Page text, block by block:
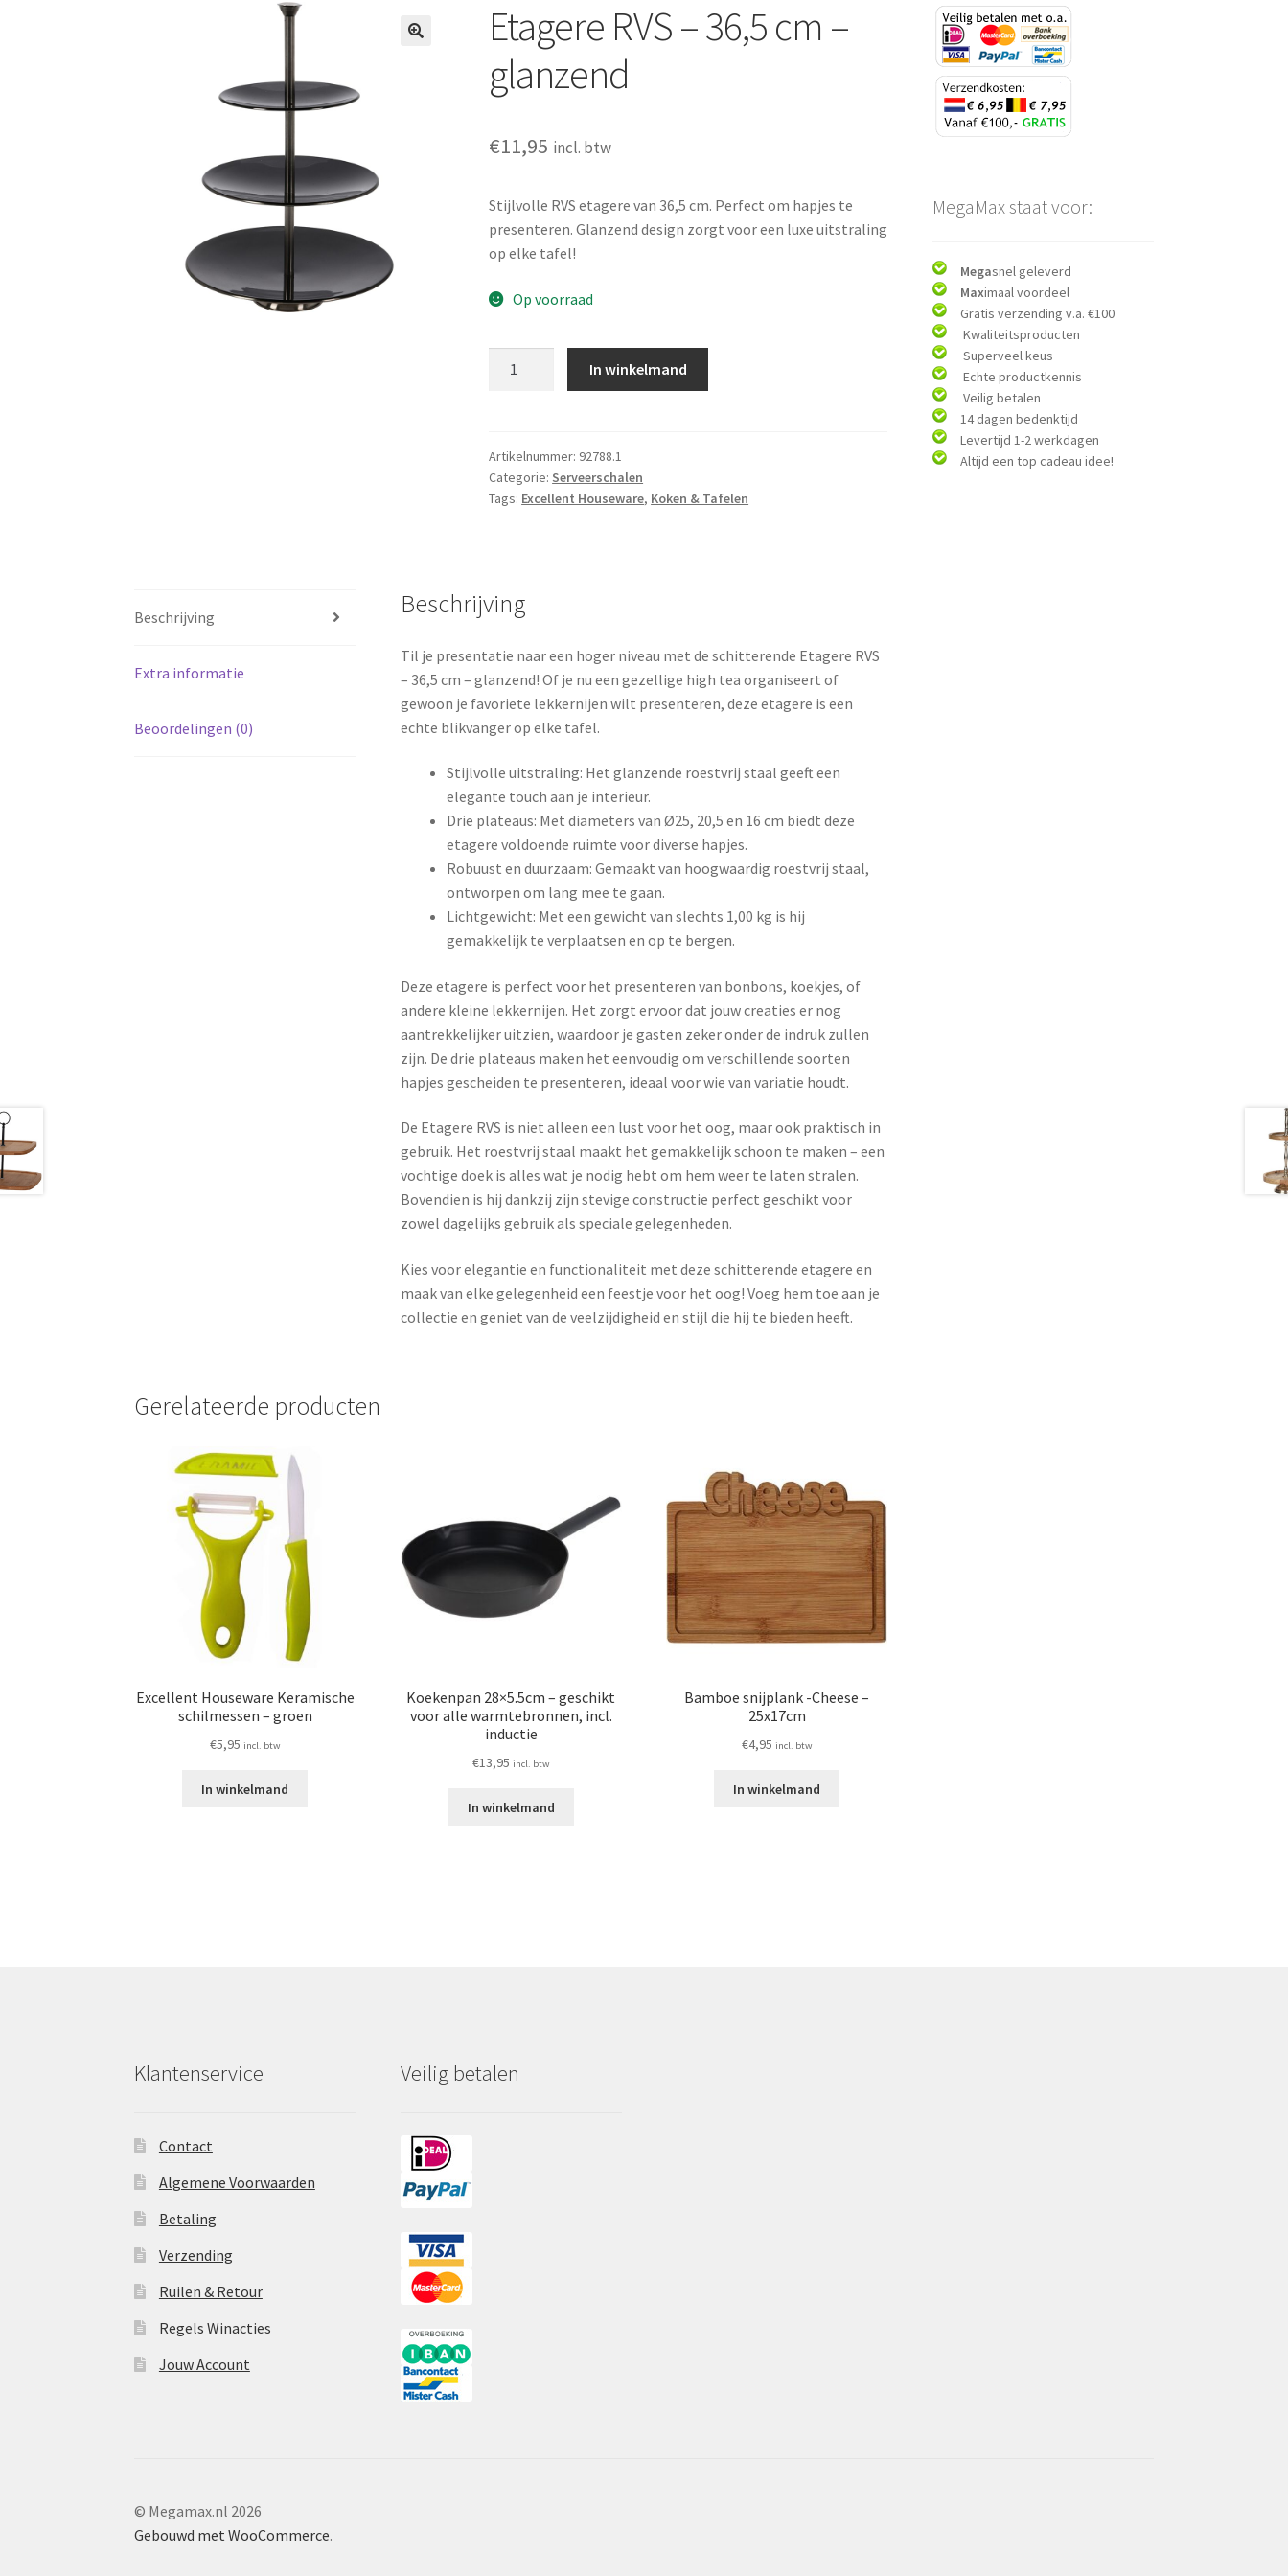
Etagere RVS – 36,5 cm –
glanzend
€11,95 incl. btw
Stijlvolle RVS etagere van 36,5 cm. Perfect om hapjes te
presenteren. Glanzend design zorgt voor een luxe uitstraling
op elke tafel!
Op voorraad
cm
-
glanzend
In winkelmand
Artikelnummer: 92788.1
Categorie: Serveerschalen
Tags: Excellent Houseware, Koken & Tafelen
Beschrijving
Extra informatie
Beoordelingen (0)
Beschrijving
Til je presentatie naar een hoger niveau met de schitterende Etagere RVS
– 36,5 cm – glanzend! Of je nu een gezellige high tea organiseert of
gewoon je favoriete lekkernijen wilt presenteren, deze etagere is een
echte blikvanger op elke tafel.
Stijlvolle uitstraling: Het glanzende roestvrij staal geeft een
elegante touch aan je interieur.
Drie plateaus: Met diameters van Ø25, 20,5 en 16 cm biedt deze
etagere voldoende ruimte voor diverse hapjes.
Robuust en duurzaam: Gemaakt van hoogwaardig roestvrij staal,
ontworpen om lang mee te gaan.
Lichtgewicht: Met een gewicht van slechts 1,00 kg is hij
gemakkelijk te verplaatsen en op te bergen.
Deze etagere is perfect voor het presenteren van bonbons, koekjes, of
andere kleine lekkernijen. Het zorgt ervoor dat jouw creaties er nog
aantrekkelijker uitzien, waardoor je gasten zeker onder de indruk zullen
zijn. De drie plateaus maken het eenvoudig om verschillende soorten
hapjes gescheiden te presenteren, ideaal voor wie van variatie houdt.
De Etagere RVS is niet alleen een lust voor het oog, maar ook praktisch in
gebruik. Het roestvrij staal maakt het gemakkelijk schoon te maken – een
vochtige doek is alles wat je nodig hebt om hem weer te laten stralen.
Bovendien is hij dankzij zijn stevige constructie perfect geschikt voor
zowel dagelijks gebruik als speciale gelegenheden.
Kies voor elegantie en functionaliteit met deze schitterende etagere en
maak van elke gelegenheid een feestje voor het oog! Voeg hem toe aan je
collectie en geniet van de veelzijdigheid en stijl die hij te bieden heeft.
Gerelateerde producten
Excellent Houseware Keramische
schilmessen – groen
€5,95 incl. btw
In winkelmand
Koekenpan 28×5.5cm – geschikt
voor alle warmtebronnen, incl.
inductie
€13,95 incl. btw
In winkelmand
Bamboe snijplank -Cheese –
25x17cm
€4,95 incl. btw
In winkelmand
MegaMax staat voor:
Megasnel geleverd
Maximaal voordeel
Gratis verzending v.a. €100
Kwaliteitsproducten
Superveel keus
Echte productkennis
Veilig betalen
14 dagen bedenktijd
Levertijd 1-2 werkdagen
Altijd een top cadeau idee!
Klantenservice
Contact
Algemene Voorwaarden
Betaling
Verzending
Ruilen & Retour
Regels Winacties
Jouw Account
Veilig betalen
© Megamax.nl 2026
Gebouwd met WooCommerce.